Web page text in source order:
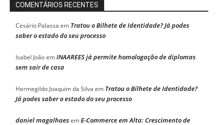
COMENTÁRIOS RECENTES
Cesário Palassa em Tratou o Bilhete de Identidade? Já podes
saber o estado do seu processo
Isabel JoãoemINAAREES já permite homologação de diplomas
sem sair de casa
Hermegildo Joaquim da Silva em Tratou o Bilhete de Identidade?
Já podes saber o estado do seu processo
daniel magalhaesemE-Commerce em Alta: Crescimento de